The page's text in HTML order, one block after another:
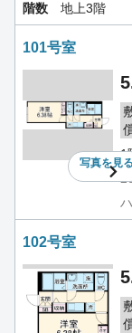
階数
地上3階
101号室
写真を見る
1
102号室